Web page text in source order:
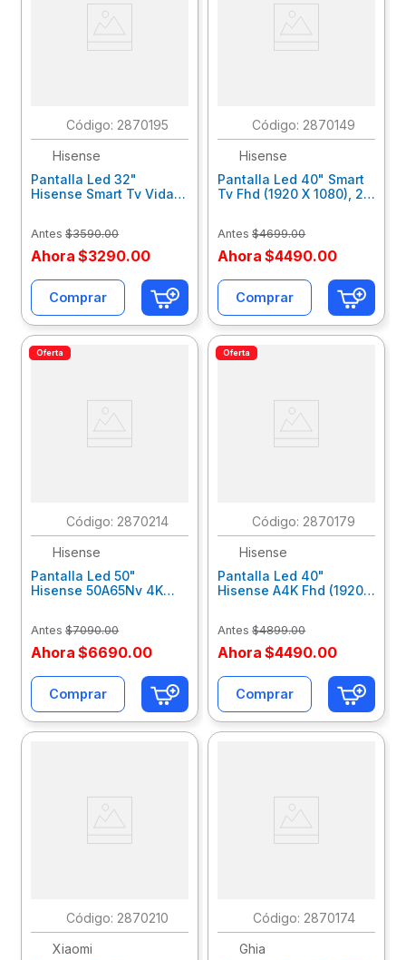
: 2870195
Hisense
Pantalla Led 32"
Hisense Smart Tv Vidaa
Antes $3590.00
Ahora $3290.00
Comprar
: 2870149
Hisense
Pantalla Led 40" Smart
Tv Fhd (1920 X 1080), 2
Antes $4699.00
Ahora $4490.00
Comprar
Oferta
: 2870214
Hisense
Pantalla Led 50"
Hisense 50A65Nv 4K
2 Usb 50A65Nv
Antes $7090.00
Ahora $6690.00
Comprar
Oferta
: 2870179
Hisense
Pantalla Led 40"
Hisense A4K Fhd (1920 X
40A4Kv
Antes $4899.00
Ahora $4490.00
Comprar
: 2870210
Xiaomi
: 2870174
Ghia